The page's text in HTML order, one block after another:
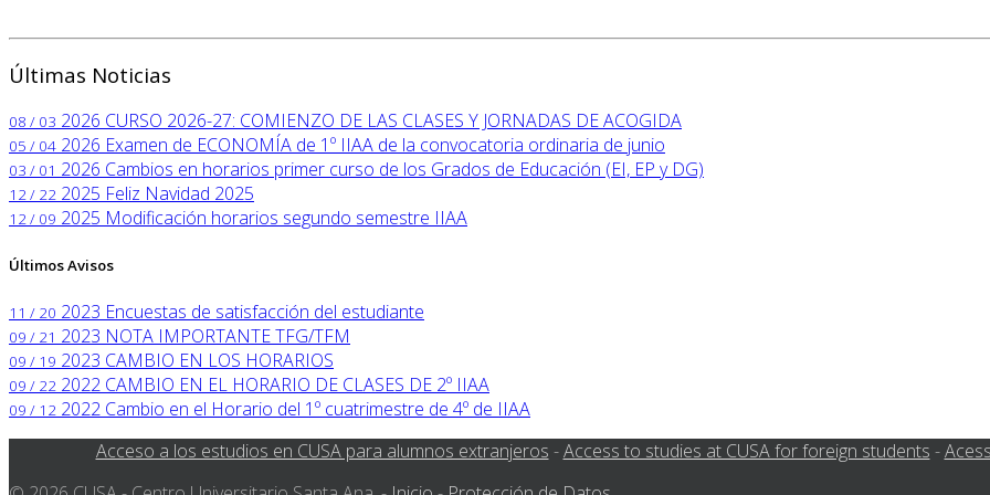
Últimas Noticias
08 / 03 2026 CURSO 2026-27: COMIENZO DE LAS CLASES Y JORNADAS DE ACOGIDA
05 / 04 2026 Examen de ECONOMÍA de 1º IIAA de la convocatoria ordinaria de junio
03 / 01 2026 Cambios en horarios primer curso de los Grados de Educación (EI, EP y DG)
12 / 22 2025 Feliz Navidad 2025
12 / 09 2025 Modificación horarios segundo semestre IIAA
Últimos Avisos
11 / 20 2023 Encuestas de satisfacción del estudiante
09 / 21 2023 NOTA IMPORTANTE TFG/TFM
09 / 19 2023 CAMBIO EN LOS HORARIOS
09 / 22 2022 CAMBIO EN EL HORARIO DE CLASES DE 2º IIAA
09 / 12 2022 Cambio en el Horario del 1º cuatrimestre de 4º de IIAA
Acceso a los estudios en CUSA para alumnos extranjeros -Access to studies at CUSA for foreign students -